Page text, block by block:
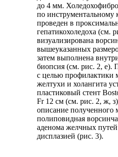
до 4 мм.
по инструментальному
проведен в
гепатикохоледоха (см.
визуализирована
вышеуказанных
затем выполнена
биопсия (см. рис. 2, е).
с целью профилактики
желтухи и холангита
пластиковый стент
Fr 12 см (см. рис. 2, ж,
описание полученного
полиповидная
аденома желчных
дисплазией (рис. 3).